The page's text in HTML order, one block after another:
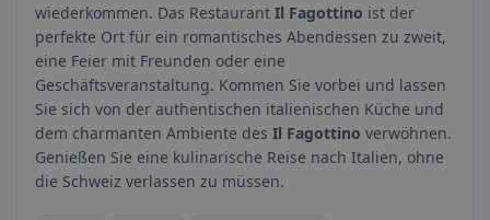
wiederkommen. Das Restaurant Il Fagottino ist der
perfekte Ort für ein romantisches Abendessen zu zweit,
eine Feier mit Freunden oder eine
Geschäftsveranstaltung. Kommen Sie vorbei und lassen
Sie sich von der authentischen italienischen Küche und
dem charmanten Ambiente des Il Fagottino verwöhnen.
Genießen Sie eine kulinarische Reise nach Italien, ohne
die Schweiz verlassen zu müssen.